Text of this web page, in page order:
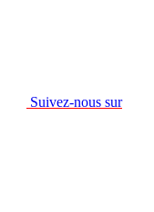
Suivez-nous sur